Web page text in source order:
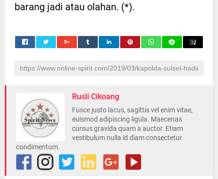
barang jadi atau olahan. (*).
Rusli Cikoang
Fusce justo lacus, sagittis vel enim vitae,
euismod adipiscing ligula. Maecenas
cursus gravida quam a auctor. Etiam
vestibulum nulla id diam consectetur
condimentum.